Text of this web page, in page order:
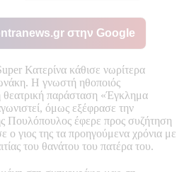
στην Google
Κατερίνα κάθισε νωρίτερα
Η γνωστή ηθοποιός
θεατρική παράσταση «Έγκλημα
όμως εξέφρασε την
Πουλόπουλος έφερε προς συζήτηση
ο γιος της τα προηγούμενα χρόνια με
του θανάτου του πατέρα του.